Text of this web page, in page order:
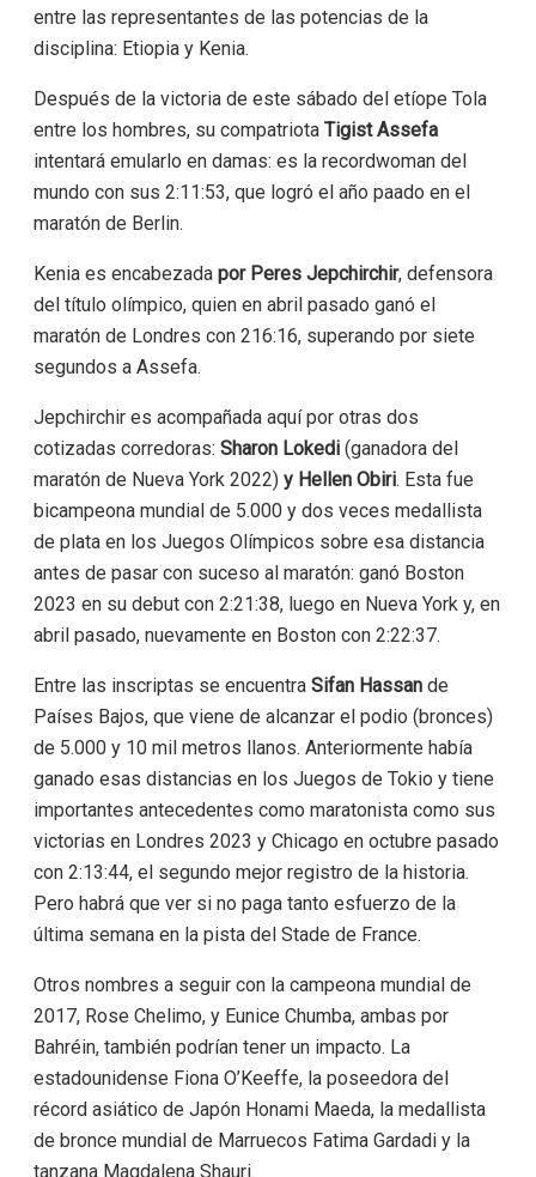
entre las representantes de las potencias de la
disciplina: Etiopia y Kenia.
Después de la victoria de este sábado del etíope Tola
entre los hombres, su compatriota Tigist Assefa
intentará emularlo en damas: es la recordwoman del
mundo con sus 2:11:53, que logró el año paado en el
maratón de Berlin.
Kenia es encabezada por Peres Jepchirchir, defensora
del título olímpico, quien en abril pasado ganó el
maratón de Londres con 216:16, superando por siete
segundos a Assefa.
Jepchirchir es acompañada aquí por otras dos
cotizadas corredoras: Sharon Lokedi(ganadora del
maratón de Nueva York 2022) y Hellen Obiri. Esta fue
bicampeona mundial de 5.000 y dos veces medallista
de plata en los Juegos Olímpicos sobre esa distancia
antes de pasar con suceso al maratón: ganó Boston
2023 en su debut con 2:21:38, luego en Nueva York y, en
abril pasado, nuevamente en Boston con 2:22:37.
Entre las inscriptas se encuentra Sifan Hassande
Países Bajos, que viene de alcanzar el podio (bronces)
de 5.000 y 10 mil metros llanos. Anteriormente había
ganado esas distancias en los Juegos de Tokio y tiene
importantes antecedentes como maratonista como sus
victorias en Londres 2023 y Chicago en octubre pasado
con 2:13:44, el segundo mejor registro de la historia.
Pero habrá que ver si no paga tanto esfuerzo de la
última semana en la pista del Stade de France.
Otros nombres a seguir con la campeona mundial de
2017, Rose Chelimo, y Eunice Chumba, ambas por
Bahréin, también podrían tener un impacto. La
estadounidense Fiona O’Keeffe, la poseedora del
récord asiático de Japón Honami Maeda, la medallista
de bronce mundial de Marruecos Fatima Gardadi y la
tanzana Magdalena Shauri.